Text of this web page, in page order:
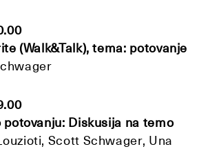
(Walk&Talk), tema: potovanje
potovanju: Diskusija na temo
Scott Schwager, Una